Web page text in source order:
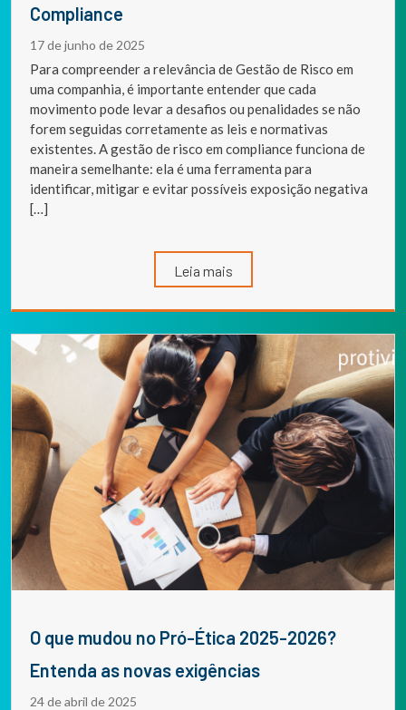
Compliance
17 de junho de 2025
Para compreender a relevância de Gestão de Risco em
uma companhia, é importante entender que cada
movimento pode levar a desafios ou penalidades se não
forem seguidas corretamente as leis e normativas
existentes. A gestão de risco em compliance funciona de
maneira semelhante: ela é uma ferramenta para
identificar, mitigar e evitar possíveis exposição negativa
[…]
Leia mais
O que mudou no Pró-Ética 2025-2026?
Entenda as novas exigências
24 de abril de 2025